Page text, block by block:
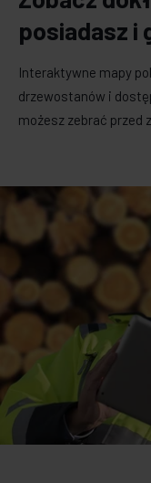
posiadasz i
Interaktywne mapy
drzewostanów i
możesz zebrać przed